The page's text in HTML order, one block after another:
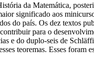
da Matemática,
significado aos
do país. Os dez textos
para o
do duplo-seis de
teoremas. Esses